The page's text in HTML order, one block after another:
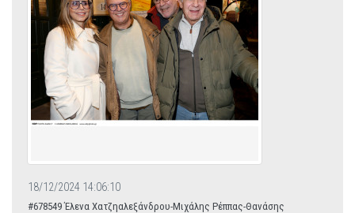
18/12/2024 14:06:10
#678549 Έλενα Χατζηαλεξάνδρου-Μιχάλης Ρέππας-Θανάσης